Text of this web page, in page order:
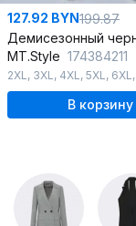
127.92 BYN199.87
MT.Style 174384211
2XL, 3XL, 4XL, 5XL, 6XL,
В корзину